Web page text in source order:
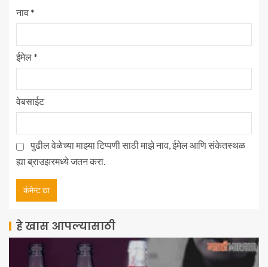
नाव*
ईमेल*
वेबसाईट
पुढील वेळेच्या माझ्या टिप्पणी साठी माझे नाव, ईमेल आणि संकेतस्थळ
ह्या ब्राउझरमध्ये जतन करा.
हे खास आपल्यासाठी